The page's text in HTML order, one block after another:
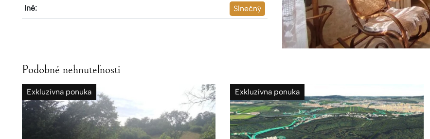
Iné:
Slnečný
Podobné nehnuteľnosti
Exkluzívna ponuka Exkluzívna ponuka